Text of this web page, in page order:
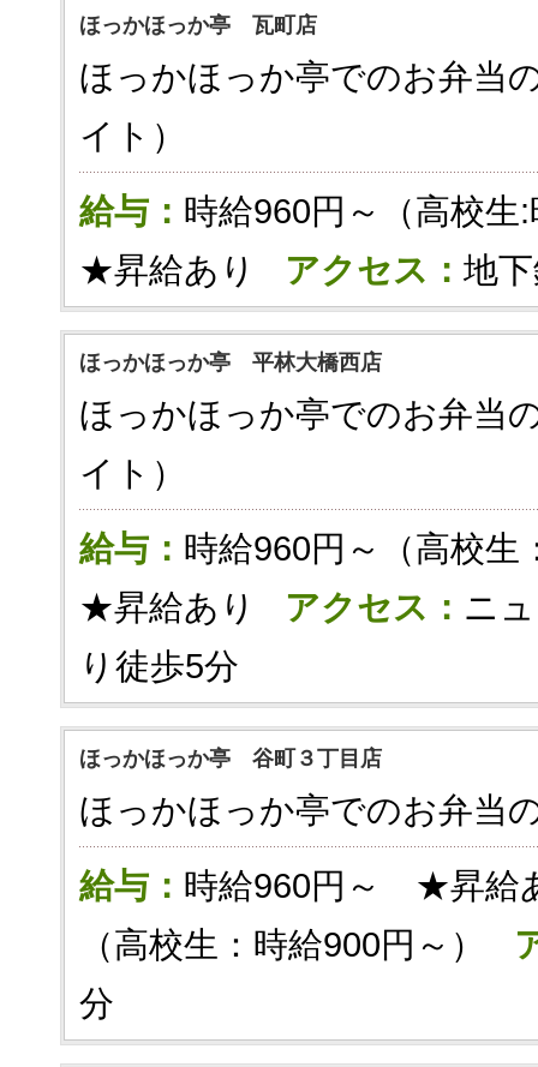
ほっかほっか亭 瓦町店
ほっかほっか亭でのお弁当
イト）
給与： 時給960円～（高校生
★昇給あり アクセス： 地
ほっかほっか亭 平林大橋西店
ほっかほっか亭でのお弁当
イト）
給与： 時給960円～（高校生
★昇給あり アクセス： ニ
り徒歩5分
ほっかほっか亭 谷町３丁目店
ほっかほっか亭でのお弁当
給与： 時給960円～ ★昇給
（高校生：時給900円～）
分